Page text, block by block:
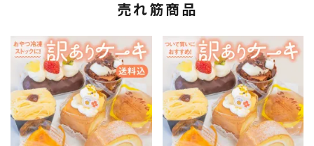
売れ筋商品